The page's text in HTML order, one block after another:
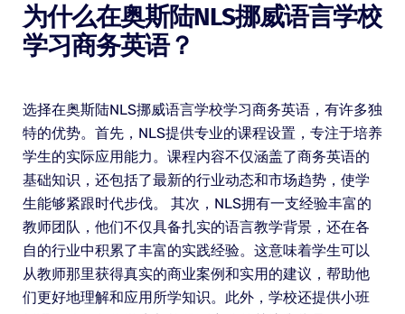
为什么在奥斯陆NLS挪威语言学校
学习商务英语？
选择在奥斯陆NLS挪威语言学校学习商务英语，有许多独
特的优势。首先，NLS提供专业的课程设置，专注于培养
学生的实际应用能力。课程内容不仅涵盖了商务英语的
基础知识，还包括了最新的行业动态和市场趋势，使学
生能够紧跟时代步伐。 其次，NLS拥有一支经验丰富的
教师团队，他们不仅具备扎实的语言教学背景，还在各
自的行业中积累了丰富的实践经验。这意味着学生可以
从教师那里获得真实的商业案例和实用的建议，帮助他
们更好地理解和应用所学知识。此外，学校还提供小班